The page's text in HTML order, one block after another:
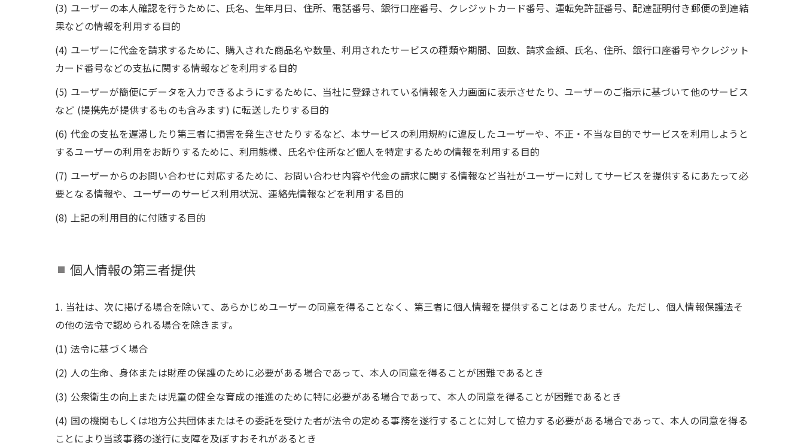
(3) ユーザーの本人確認を行うために、氏名、生年月日、住所、電話番号、銀行口座番号、クレジットカード番号、運転免許証番号、配達証明付き郵便の到達結
果などの情報を利用する目的
(4) ユーザーに代金を請求するために、購入された商品名や数量、利用されたサービスの種類や期間、回数、請求金額、氏名、住所、銀行口座番号やクレジット
カード番号などの支払に関する情報などを利用する目的
(5) ユーザーが簡便にデータを入力できるようにするために、当社に登録されている情報を入力画面に表示させたり、ユーザーのご指示に基づいて他のサービス
など (提携先が提供するものも含みます) に転送したりする目的
(6) 代金の支払を遅滞したり第三者に損害を発生させたりするなど、本サービスの利用規約に違反したユーザーや、不正・不当な目的でサービスを利用しようと
するユーザーの利用をお断りするために、利用態様、氏名や住所など個人を特定するための情報を利用する目的
(7) ユーザーからのお問い合わせに対応するために、お問い合わせ内容や代金の請求に関する情報など当社がユーザーに対してサービスを提供するにあたって必
要となる情報や、ユーザーのサービス利用状況、連絡先情報などを利用する目的
(8) 上記の利用目的に付随する目的
個人情報の第三者提供
1. 当社は、次に掲げる場合を除いて、あらかじめユーザーの同意を得ることなく、第三者に個人情報を提供することはありません。ただし、個人情報保護法そ
の他の法令で認められる場合を除きます。
(1) 法令に基づく場合
(2) 人の生命、身体または財産の保護のために必要がある場合であって、本人の同意を得ることが困難であるとき
(3) 公衆衛生の向上または児童の健全な育成の推進のために特に必要がある場合であって、本人の同意を得ることが困難であるとき
(4) 国の機関もしくは地方公共団体またはその委託を受けた者が法令の定める事務を遂行することに対して協力する必要がある場合であって、本人の同意を得る
ことにより当該事務の遂行に支障を及ぼすおそれがあるとき